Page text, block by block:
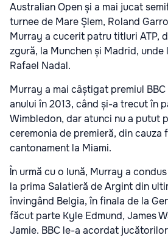
Australian Open și a mai jucat
turnee de Mare Șlem, Roland
Murray a cucerit patru titluri ATP,
zgură, la Munchen și Madrid,
Rafael Nadal.
Murray a mai câștigat premiul
anului în 2013, când și-a trecut în
Wimbledon, dar atunci nu a putut
ceremonia de premieră, din cauza
cantonament la Miami.
În urmă cu o lună, Murray a
la prima Salatieră de Argint din
învingând Belgia, în finala de la
făcut parte Kyle Edmund, James
Jamie. BBC le-a acordat